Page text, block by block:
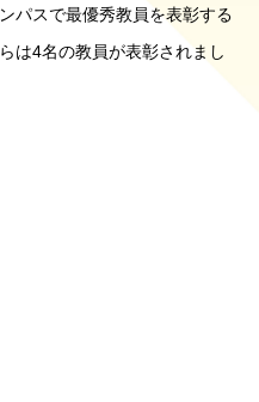
パスで最優秀教員を表彰する
は4名の教員が表彰されまし